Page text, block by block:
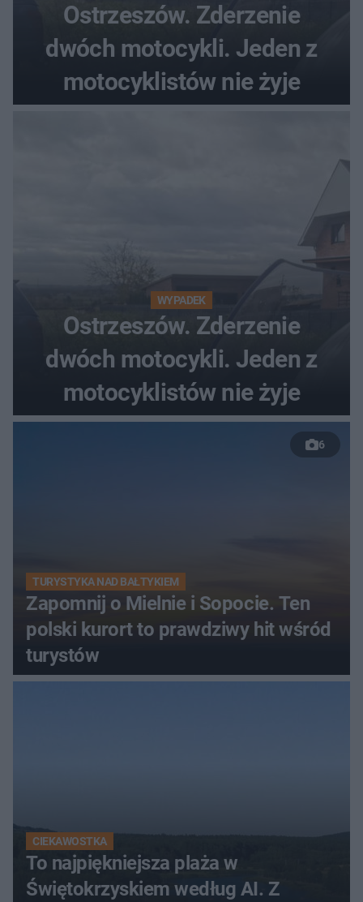
Ostrzeszów. Zderzenie
dwóch motocykli. Jeden z
motocyklistów nie żyje
WYPADEK
Ostrzeszów. Zderzenie
dwóch motocykli. Jeden z
motocyklistów nie żyje
6
TURYSTYKA NAD BAŁTYKIEM
Zapomnij o Mielnie i Sopocie. Ten
polski kurort to prawdziwy hit wśród
turystów
CIEKAWOSTKA
To najpiękniejsza plaża w
Świętokrzyskiem według AI. Z